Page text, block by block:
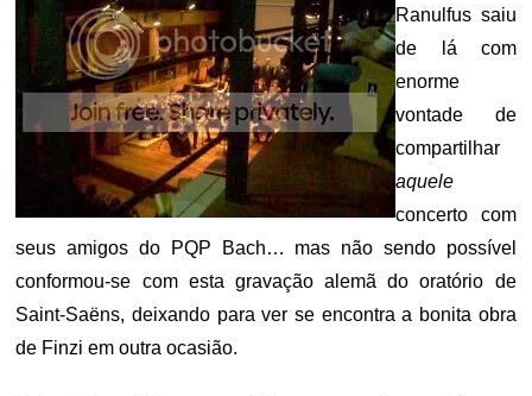
Ranulfus saiu
de lá com
enorme
vontade de
compartilhar
aquele
concerto com
seus amigos do PQP Bach… mas não sendo possível
conformou-se com esta gravação alemã do oratório de
Saint-Saëns, deixando para ver se encontra a bonita obra
de Finzi em outra ocasião.